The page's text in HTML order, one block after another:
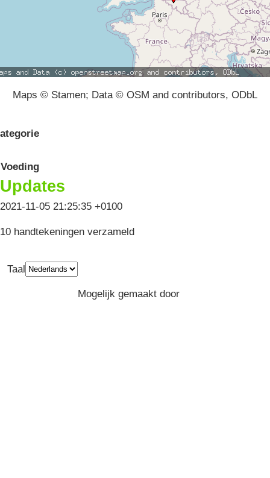
Maps © Stamen; Data © OSM and contributors, ODbL
Voeding
Updates
2021-11-05 21:25:35 +0100
10 handtekeningen verzameld
Taal
Mogelijk gemaakt door